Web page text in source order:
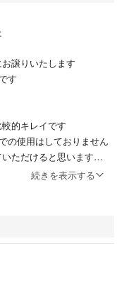
譲りいたします
す
的キレイです
の使用はしておりません
ただけると思います
で、アクセサリー類も半
を入れ替えることがで
続きを表示する